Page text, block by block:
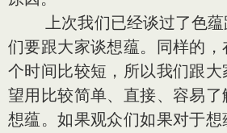
上次我们已经谈过了色蕴
们要跟大家谈想蕴。同样的
个时间比较短，所以我们跟
望用比较简单、直接、容易
想蕴。如果观众们如果对于